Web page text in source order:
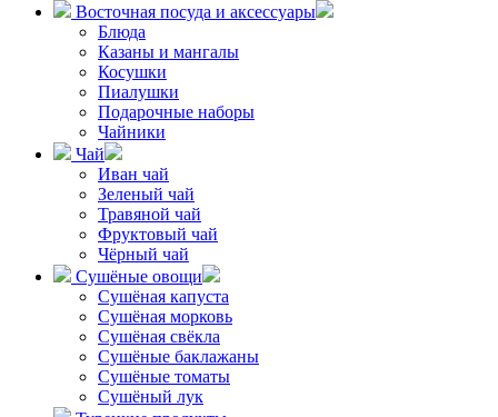
Восточная посуда и аксессуары
Блюда
Казаны и мангалы
Косушки
Пиалушки
Подарочные наборы
Чайники
Чай
Иван чай
Зеленый чай
Травяной чай
Фруктовый чай
Чёрный чай
Сушёные овощи
Сушёная капуста
Сушёная морковь
Сушёная свёкла
Сушёные баклажаны
Сушёные томаты
Сушёный лук